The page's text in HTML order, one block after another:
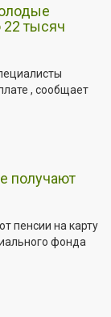
22 тысяч
, сообщает
получают
пенсии на карту
фонда